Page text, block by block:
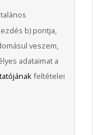
b) pontja,
veszem,
adataimat a
feltételei